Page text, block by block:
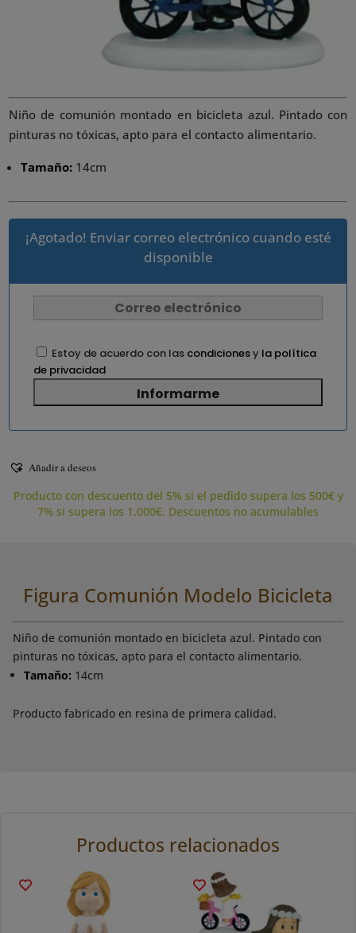
Niño de comunión montado en bicicleta azul. Pintado con
pinturas no tóxicas, apto para el contacto alimentario.
Tamaño: 14cm
¡Agotado! Enviar correo electrónico cuando esté
disponible
Estoy de acuerdo con las condicionesy la política
de privacidad
Añadir a deseos
Producto con descuento del 5% si el pedido supera los 500€ y
7% si supera los 1.000€. Descuentos no acumulables
Figura Comunión Modelo Bicicleta
Niño de comunión montado en bicicleta azul. Pintado con
pinturas no tóxicas, apto para el contacto alimentario.
Tamaño: 14cm
Producto fabricado en resina de primera calidad.
Productos relacionados